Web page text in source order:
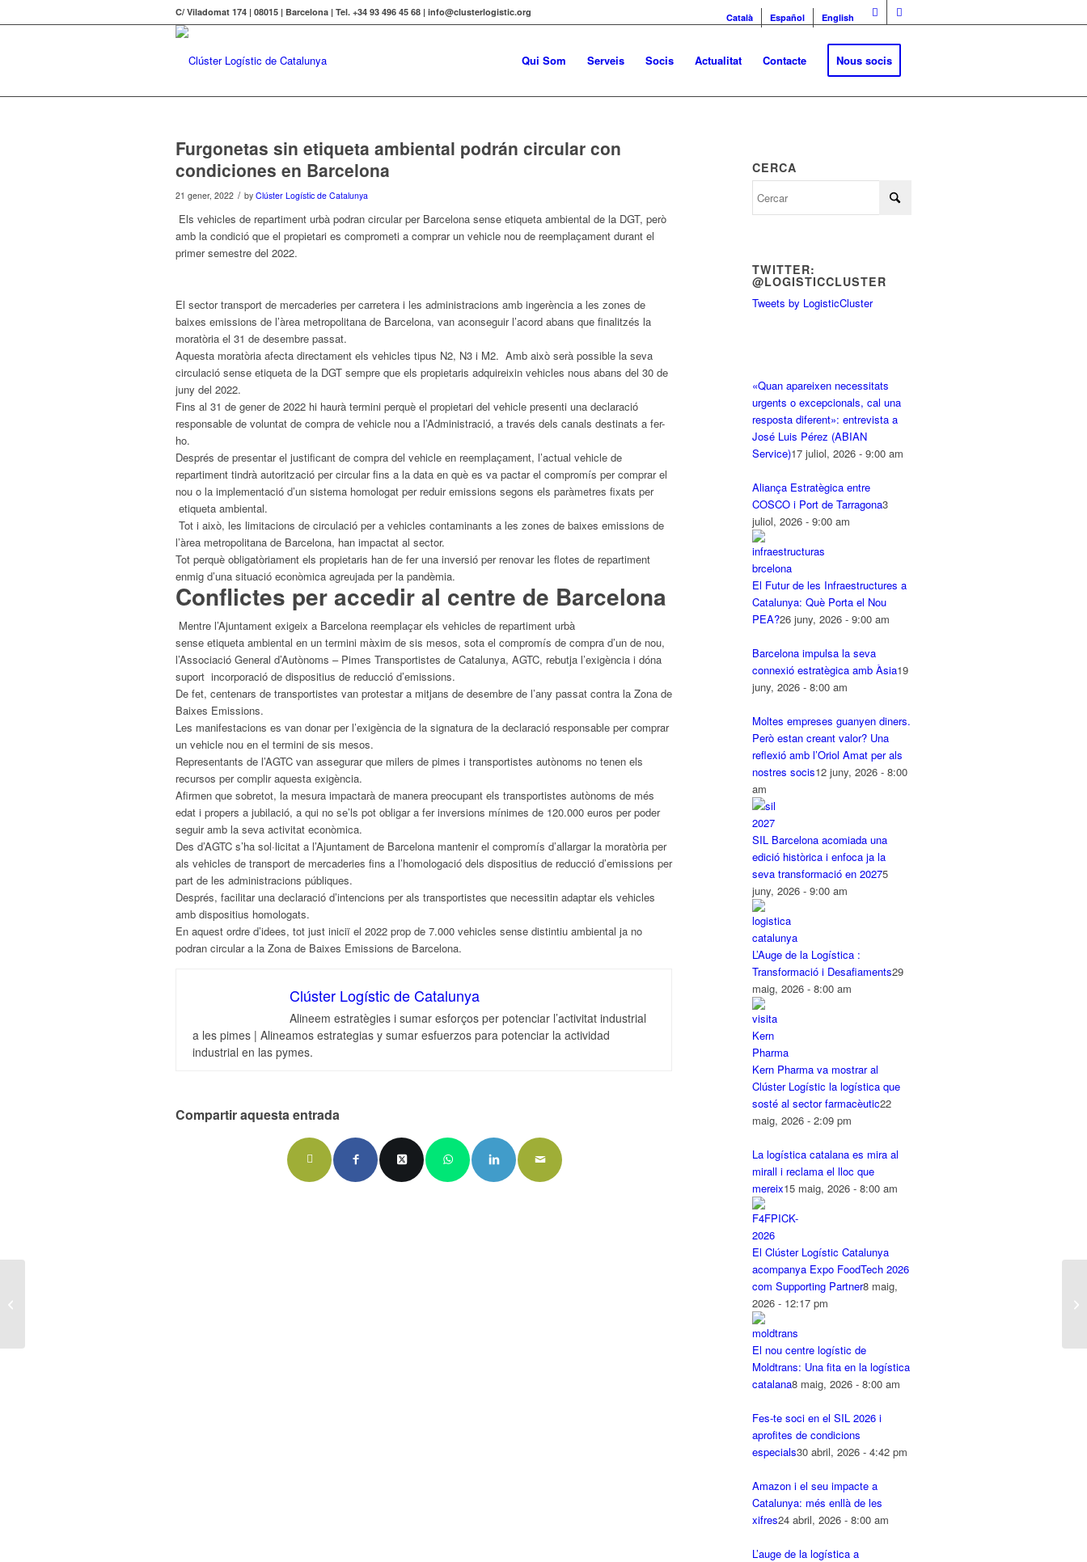
Català Español English
C/ Viladomat 174 | 08015 | Barcelona | Tel. +34 93 496 45 68 | info@clusterlogistic.org
Qui Som Serveis Socis Actualitat Contacte Nous socis
Furgonetas sin etiqueta ambiental podrán circular con
condiciones en Barcelona
21 gener, 2022 / by Clúster Logístic de Catalunya
Els vehicles de repartiment urbà podran circularper Barcelona sense etiqueta ambiental de la DGT, però
amb la condició que el propietari es comprometi a comprar un vehicle nou de reemplaçament durant el
primer semestre del 2022.
El sector transport de mercaderies per carretera i les administracions amb ingerència a les zones de
baixes emissions de l’àrea metropolitana de Barcelona, ​​van aconseguir l’acord abans que finalitzés la
moratòria el 31 de desembre passat.
Aquesta moratòria afecta directament els vehicles tipus N2, N3 i M2. Amb això serà possible la seva
circulació sense etiqueta de la DGT sempre que els propietaris adquireixin vehicles nous abans del 30 de
juny del 2022.
Fins al 31 de gener de 2022 hi haurà termini perquè el propietari del vehicle presenti una declaració
responsable de voluntat de compra de vehicle nou a l’Administració, a través dels canals destinats a fer-
ho.
Després de presentar el justificant de compra del vehicle en reemplaçament, l’actual vehicle de
repartiment tindrà autorització percircularfins a la data en què es va pactar el compromís per comprar el
nou o la implementació d’un sistema homologat per reduir emissions segons els paràmetres fixats per
etiqueta ambiental.
Tot i això, les limitacions de circulació per a vehicles contaminants a les zones de baixes emissions de
l’àrea metropolitana de Barcelona, ​​han impactat al sector.
Tot perquè obligatòriament els propietaris han de fer una inversió per renovar les flotes de repartiment
enmig d’una situació econòmica agreujada per la pandèmia.
Conflictes per accedir al centre de Barcelona
Mentre l’Ajuntament exigeix ​​a Barcelona reemplaçar els vehicles de repartiment urbà
sense etiqueta ambiental en un termini màxim de sis mesos, sota el compromís de compra d’un de nou,
l’Associació General d’Autònoms – Pimes Transportistes de Catalunya, AGTC, rebutja l’exigència i dóna
suport incorporació de dispositius de reducció d’emissions.
De fet, centenars de transportistes van protestar a mitjans de desembre de l’any passat contra la Zona de
Baixes Emissions.
Les manifestacions es van donar per l’exigència de la signatura de la declaració responsable per comprar
un vehicle nou en el termini de sis mesos.
Representants de l’AGTC van assegurar que milers de pimes i transportistes autònoms no tenen els
recursos per complir aquesta exigència.
Afirmen que sobretot, la mesura impactarà de manera preocupant els transportistes autònoms de més
edat i propers a jubilació, a qui no se’ls pot obligar a fer inversions mínimes de 120.000 euros per poder
seguir amb la seva activitat econòmica.
Des d’AGTC s’ha sol·licitat a l’Ajuntament de Barcelona mantenir el compromís d’allargar la moratòria per
als vehicles de transport de mercaderies fins a l’homologació dels dispositius de reducció d’emissions per
part de les administracions públiques.
Després, facilitar una declaració d’intencions per als transportistes que necessitin adaptar els vehicles
amb dispositius homologats.
En aquest ordre d’idees, tot just iniciï el 2022 prop de 7.000 vehicles sense distintiu ambiental ja no
podran circulara la Zona de Baixes Emissions de Barcelona.
Clúster Logístic de Catalunya
Alineem estratègies i sumar esforços per potenciar l’activitat industrial
a les pimes | Alineamos estrategias y sumar esfuerzos para potenciar la actividad
industrial en las pymes.
Compartir aquesta entrada
CERCA
TWITTER:
@LOGISTICCLUSTER
Tweets by LogisticCluster
«Quan apareixen necessitats
urgents o excepcionals, cal una
resposta diferent»: entrevista a
José Luis Pérez (ABIAN
Service)17 juliol, 2026 - 9:00 am
Aliança Estratègica entre
COSCO i Port de Tarragona3
juliol, 2026 - 9:00 am
El Futur de les Infraestructures a
Catalunya: Què Porta el Nou
PEA?26 juny, 2026 - 9:00 am
Barcelona impulsa la seva
connexió estratègica amb Àsia19
juny, 2026 - 8:00 am
Moltes empreses guanyen diners.
Però estan creant valor? Una
reflexió amb l’Oriol Amat per als
nostres socis12 juny, 2026 - 8:00
am
SIL Barcelona acomiada una
edició històrica i enfoca ja la
seva transformació en 20275
juny, 2026 - 9:00 am
L’Auge de la Logística :
Transformació i Desafiaments29
maig, 2026 - 8:00 am
Kern Pharma va mostrar al
Clúster Logístic la logística que
sosté al sector farmacèutic22
maig, 2026 - 2:09 pm
La logística catalana es mira al
mirall i reclama el lloc que
mereix15 maig, 2026 - 8:00 am
El Clúster Logístic Catalunya
acompanya Expo FoodTech 2026
com Supporting Partner8 maig,
2026 - 12:17 pm
El nou centre logístic de
Moldtrans: Una fita en la logística
catalana8 maig, 2026 - 8:00 am
Fes-te soci en el SIL 2026 i
aprofites de condicions
especials30 abril, 2026 - 4:42 pm
Amazon i el seu impacte a
Catalunya: més enllà de les
xifres24 abril, 2026 - 8:00 am
L’auge de la logística a